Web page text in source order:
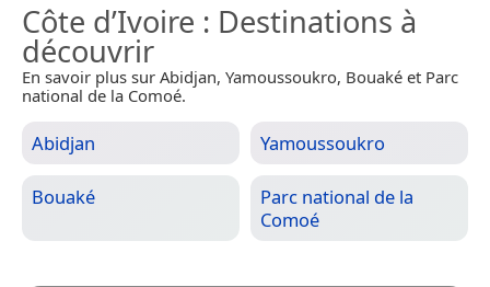
Côte d’Ivoire : Destinations à
découvrir
En savoir plus sur Abidjan, Yamoussoukro, Bouaké et Parc
national de la Comoé.
Abidjan Yamoussoukro
Bouaké
Parc national de la
Comoé